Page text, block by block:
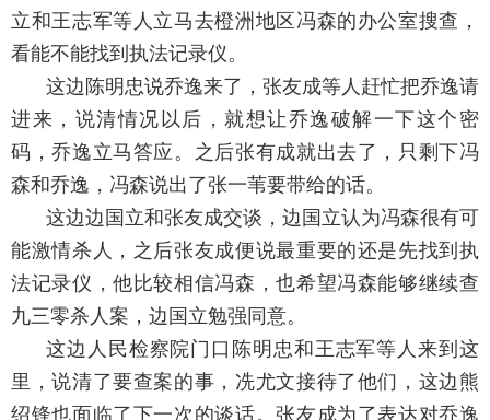
立和王志军等人立马去橙洲地区冯森的办公室搜查，
看能不能找到执法记录仪。
这边陈明忠说乔逸来了，张友成等人赶忙把乔逸请
进来，说清情况以后，就想让乔逸破解一下这个密
码，乔逸立马答应。之后张有成就出去了，只剩下冯
森和乔逸，冯森说出了张一苇要带给的话。
这边边国立和张友成交谈，边国立认为冯森很有可
能激情杀人，之后张友成便说最重要的还是先找到执
法记录仪，他比较相信冯森，也希望冯森能够继续查
九三零杀人案，边国立勉强同意。
这边人民检察院门口陈明忠和王志军等人来到这
里，说清了要查案的事，冼尤文接待了他们，这边熊
绍锋也面临了下一次的谈话。张友成为了表达对乔逸